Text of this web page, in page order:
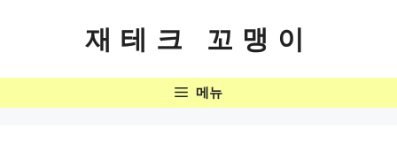
로
재테크 꼬맹이
메뉴